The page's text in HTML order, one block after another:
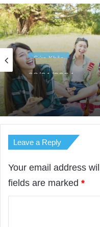
Sức Khỏe
08/01/2024
Top 07 Thói
Mỗi Ngày
Leave a Reply
Your email address
fields are marked *